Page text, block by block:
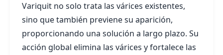
Variquit no solo trata las várices existentes,
sino que también previene su aparición,
proporcionando una solución a largo plazo. Su
acción global elimina las várices y fortalece las